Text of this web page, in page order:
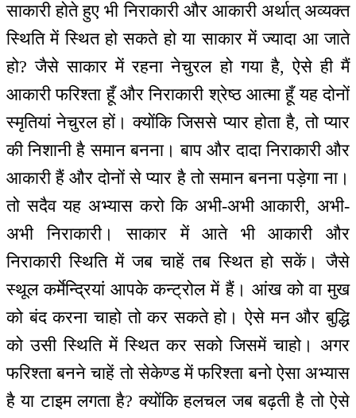
साकारी होते हुए भी निराकारी और आकारी अर्थात् अव्यक्त
स्थिति में स्थित हो सकते हो या साकार में ज्यादा आ जाते
हो? जैसे साकार में रहना नेचुरल हो गया है, ऐसे ही मैं
आकारी फरिश्ता हूँ और निराकारी श्रेष्ठ आत्मा हूँ यह दोनों
स्मृतियां नेचुरल हों। क्योंकि जिससे प्यार होता है, तो प्यार
की निशानी है समान बनना। बाप और दादा निराकारी और
आकारी हैं और दोनों से प्यार है तो समान बनना पड़ेगा ना।
तो सदैव यह अभ्यास करो कि अभी-अभी आकारी, अभी-
अभी निराकारी। साकार में आते भी आकारी और
निराकारी स्थिति में जब चाहें तब स्थित हो सकें। जैसे
स्थूल कर्मेन्द्रियां आपके कन्ट्रोल में हैं। आंख को वा मुख
को बंद करना चाहो तो कर सकते हो। ऐसे मन और बुद्धि
को उसी स्थिति में स्थित कर सको जिसमें चाहो। अगर
फरिश्ता बनने चाहें तो सेकेण्ड में फरिश्ता बनो ऐसा अभ्यास
है या टाइम लगता है? क्योंकि हलचल जब बढ़ती है तो ऐसे